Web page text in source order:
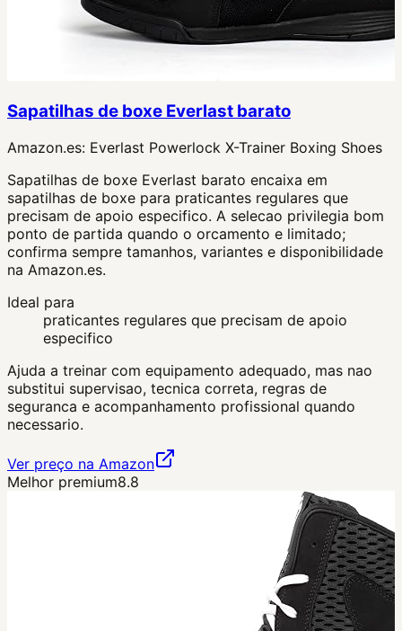
Sapatilhas de boxe Everlast barato
Amazon.es: Everlast Powerlock X-Trainer Boxing Shoes
Sapatilhas de boxe Everlast barato encaixa em
sapatilhas de boxe para praticantes regulares que
precisam de apoio especifico. A selecao privilegia bom
ponto de partida quando o orcamento e limitado;
confirma sempre tamanhos, variantes e disponibilidade
na Amazon.es.
Ideal para
praticantes regulares que precisam de apoio
especifico
Ajuda a treinar com equipamento adequado, mas nao
substitui supervisao, tecnica correta, regras de
seguranca e acompanhamento profissional quando
necessario.
Ver preço na Amazon
Melhor premium8.8